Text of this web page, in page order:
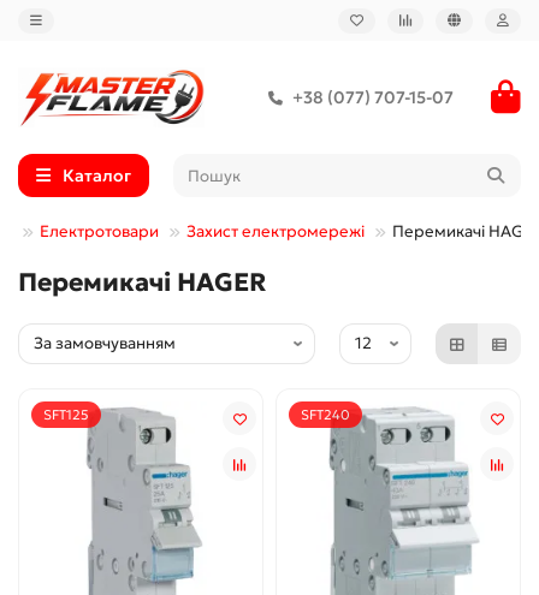
+38 (077) 707-15-07
Каталог
Електротовари Захист електромережі Перемикачі
Перемикачі HAGER
SFT125 SFT240